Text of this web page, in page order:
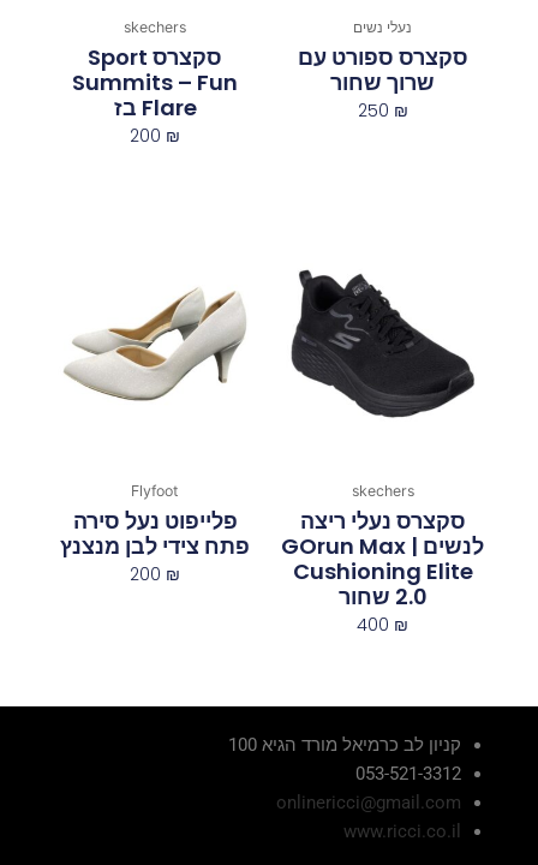
נעלי נשים
סקצרס ספורט עם
שרוך שחור
250 ₪
skechers
סקצרס Sport
Summits – Fun
Flare בז
200 ₪
skechers
סקצרס נעלי ריצה
לנשים | GOrun Max
Cushioning Elite
2.0 שחור
400 ₪
Flyfoot
פלייפוט נעל סירה
פתח צידי לבן מנצנץ
200 ₪
קניון לב כרמיאל מורד הגיא 100
053-521-3312
onlinericci@gmail.com
www.ricci.co.il